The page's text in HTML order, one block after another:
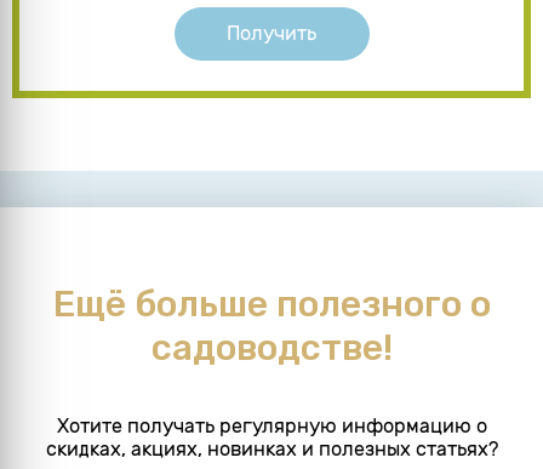
Получить
Ещё больше полезного о
садоводстве!
Хотите получать регулярную информацию о
скидках, акциях, новинках и полезных статьях?